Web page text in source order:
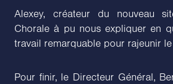
Alexey, créateur du nouveau
Chorale à pu nous expliquer en
travail remarquable pour rajeunir
Pour finir, le Directeur Général,